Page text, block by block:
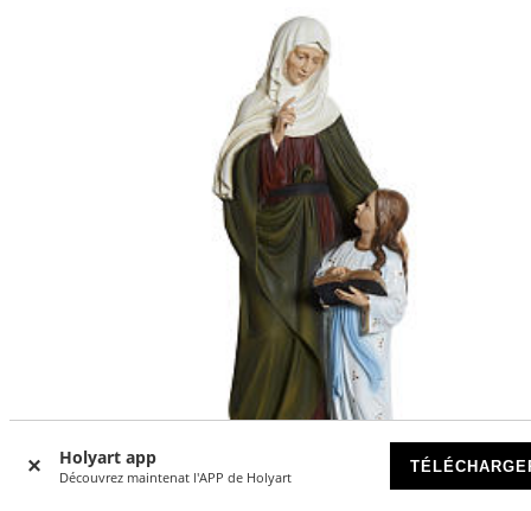
Holyart app
Découvrez maintenat l'APP de Holyart